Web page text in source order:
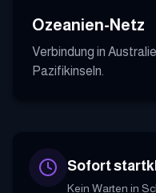
Ozeanien-Netz
Verbindung in
Pazifikinseln.
Sofort
Kein Warten in